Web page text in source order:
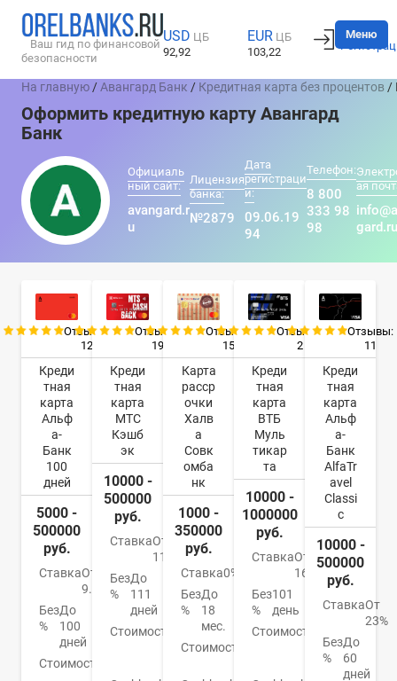
Ваш гид по финансовой
безопасности
USD ЦБ
92,92
EUR ЦБ
103,22
Вход
Меню
На главную /Авангард Банк / Кредитная карта без процентов /
Оформить кредитную карту Авангард
Банк
Официаль
ный сайт:
avangard.r
u
Лицензия
банка:
№2879
Дата
регистраци
и:
09.06.19
94
Телефон:
8 800
333 98
98
ая
gard.ru
Отзывы:
12
Креди
тная
карта
Альф
а-
Банк
100
дней
5000 -
500000
руб.
СтавкаОт
9.9%
Без
%
До
100
дней
Стоимость
Отзывы:
19
Креди
тная
карта
МТС
Кэшб
эк
10000 -
500000
руб.
СтавкаОт
11,9%
Без
%
До
111
дней
Стоимость
Отзывы:
15
Карта
расср
очки
Халв
а
Совк
омба
нк
1000 -
350000
руб.
Ставка0%
Без
%
До
18
мес.
Стоимость
Отзывы:
2
Креди
тная
карта
ВТБ
Муль
тикар
та
10000 -
1000000
руб.
СтавкаОт
16%
Без
%
101
день
Стоимость
руб.
Отзывы:
11
Креди
тная
карта
Альф
а-
Банк
AlfaTr
avel
Classi
c
10000 -
500000
руб.
СтавкаОт
23%
Без
%
До
60
дней